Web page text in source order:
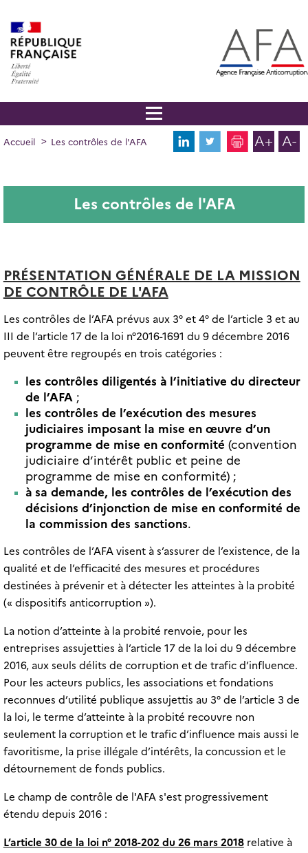
contenu
principal
A+ A-
FIL
Accueil Les contrôles de l'AFA
Les contrôles de l'AFA
PRÉSENTATION GÉNÉRALE DE LA MISSION
DE CONTRÔLE DE L'AFA
Les contrôles de l’AFA prévus aux 3° et 4° de l’article 3 et au
III de l’article 17 de la loi n°2016-1691 du 9 décembre 2016
peuvent être regroupés en trois catégories :
les contrôles diligentés à l’initiative du directeur
de l’AFA;
les contrôles de l’exécution des mesures
judiciaires imposant la mise en œuvre d’un
programme de mise en conformité (convention
judiciaire d’intérêt public et peine de
programme de mise en conformité) ;
à sa demande, les contrôles de l’exécution des
décisions d’injonction de mise en conformité de
la commission des sanctions.
Les contrôles de l’AFA visent à s’assurer de l’existence, de la
qualité et de l’efficacité des mesures et procédures
destinées à prévenir et à détecter les atteintes à la probité
(« dispositifs anticorruption »).
La notion d’atteinte à la probité renvoie, pour les
entreprises assujetties à l’article 17 de la loi du 9 décembre
2016, aux seuls délits de corruption et de trafic d’influence.
Pour les acteurs publics, les associations et fondations
reconnues d’utilité publique assujettis au 3° de l’article 3 de
la loi, le terme d’atteinte à la probité recouvre non
seulement la corruption et le trafic d’influence mais aussi le
favoritisme, la prise illégale d’intérêts, la concussion et le
détournement de fonds publics.
Le champ de contrôle de l'AFA s'est progressivement
étendu depuis 2016 :
L’article 30 de la loi n° 2018-202 du 26 mars 2018relative à